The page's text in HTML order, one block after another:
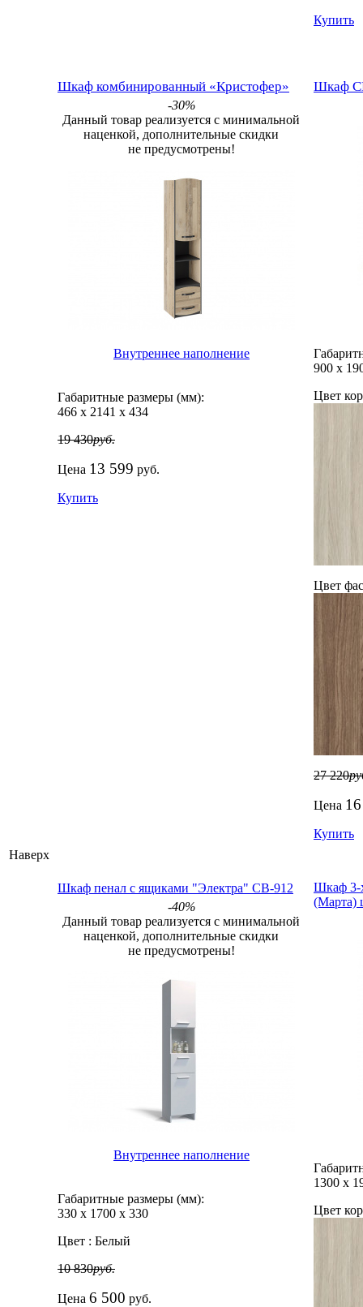
Наверх
Купить
Шкаф комбинированный «Кристофер»
-30%
Данный товар реализуется с минимальной
наценкой, дополнительные скидки
не предусмотрены!
Внутреннее наполнение
Габаритные размеры (мм):
466 х 2141 х 434
19 430руб.
Цена 13 599 руб.
Купить
Шкаф
900 х
Цвет
Цвет
27 220
Цена
Купить
Шкаф пенал с ящиками "Электра" СВ-912
-40%
Данный товар реализуется с минимальной
наценкой, дополнительные скидки
не предусмотрены!
Внутреннее наполнение
Габаритные размеры (мм):
330 х 1700 х 330
Цвет : Белый
10 830руб.
Цена 6 500 руб.
Шкаф 3-
(Марта)
1300 х
Цвет